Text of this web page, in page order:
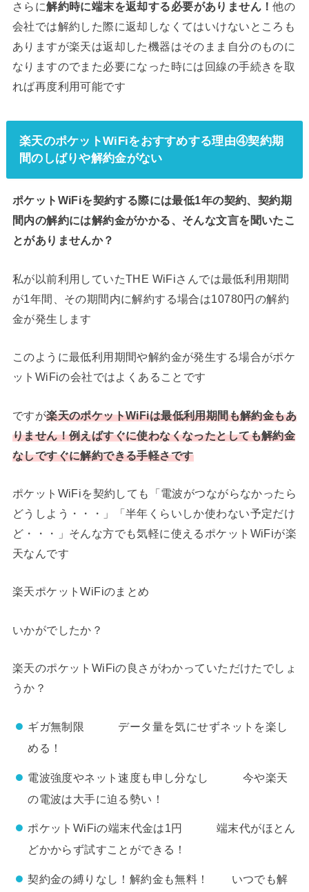
さらに解約時に端末を返却する必要がありません！他の
会社では解約した際に返却しなくてはいけないところも
ありますが楽天は返却した機器はそのまま自分のものに
なりますのでまた必要になった時には回線の手続きを取
れば再度利用可能です
楽天のポケットWiFiをおすすめする理由④契約期
間のしばりや解約金がない
ポケットWiFiを契約する際には最低1年の契約、契約期
間内の解約には解約金がかかる、そんな文言を聞いたこ
とがありませんか？
私が以前利用していたTHE WiFiさんでは最低利用期間
が1年間、その期間内に解約する場合は10780円の解約
金が発生します
このように最低利用期間や解約金が発生する場合がポケ
ットWiFiの会社ではよくあることです
ですが楽天のポケットWiFiは最低利用期間も解約金もあ
りません！例えばすぐに使わなくなったとしても解約金
なしですぐに解約できる手軽さです
ポケットWiFiを契約しても「電波がつながらなかったら
どうしよう・・・」「半年くらいしか使わない予定だけ
ど・・・」そんな方でも気軽に使えるポケットWiFiが楽
天なんです
楽天ポケットWiFiのまとめ
いかがでしたか？
楽天のポケットWiFiの良さがわかっていただけたでしょ
うか？
ギガ無制限 データ量を気にせずネットを楽し
める！
電波強度やネット速度も申し分なし 今や楽天
の電波は大手に迫る勢い！
ポケットWiFiの端末代金は1円 端末代がほとん
どかからず試すことができる！
契約金の縛りなし！解約金も無料！ いつでも解